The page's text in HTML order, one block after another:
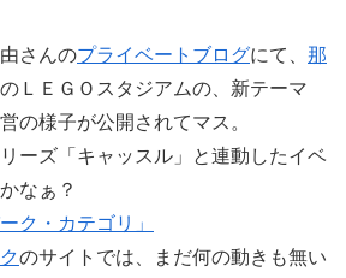
さんのプライベートブログにて、 那
のＬＥＧＯスタジアムの、新テーマ
の様子が公開されてマス。
ーズ「キャッスル」と連動したイベ
なぁ？
ク・カテゴリ」
のサイトでは、まだ何の動きも無い